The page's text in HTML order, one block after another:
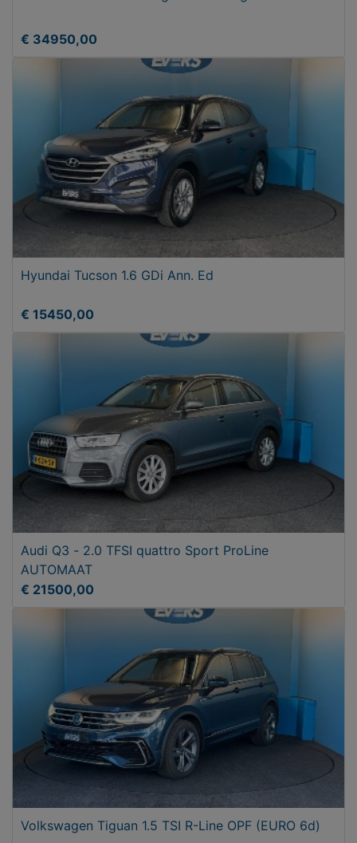
€ 34950,00
Hyundai Tucson 1.6 GDi Ann. Ed
€ 15450,00
Audi Q3 - 2.0 TFSI quattro Sport ProLine
AUTOMAAT
€ 21500,00
Volkswagen Tiguan 1.5 TSI R-Line OPF (EURO 6d)